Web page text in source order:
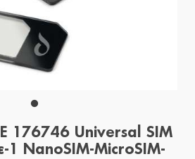
176746 Universal SIM
1 NanoSIM-MicroSIM-